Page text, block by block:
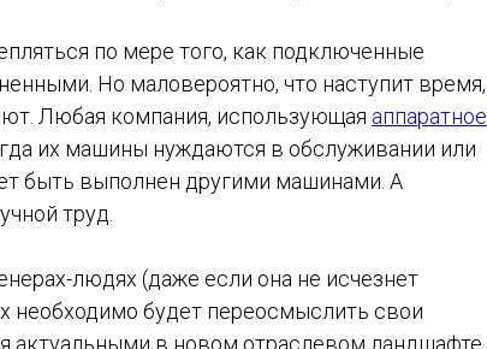
по мере того, как подключенные
Но маловероятно, что наступит время,
Любая компания, использующая аппаратное
их машины нуждаются в обслуживании или
быть выполнен другими машинами. А
труд.
людях (даже если она не исчезнет
необходимо будет переосмыслить свои
актуальными в новом отраслевом ландшафте.